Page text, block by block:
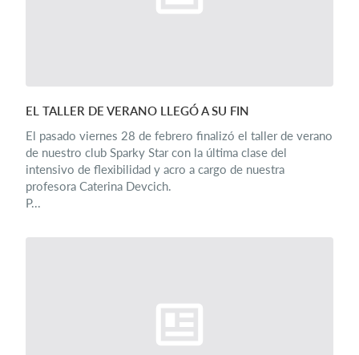
EL TALLER DE VERANO LLEGÓ A SU FIN
El pasado viernes 28 de febrero finalizó el taller de verano
de nuestro club Sparky Star con la última clase del
intensivo de flexibilidad y acro a cargo de nuestra
profesora Caterina Devcich.
P...